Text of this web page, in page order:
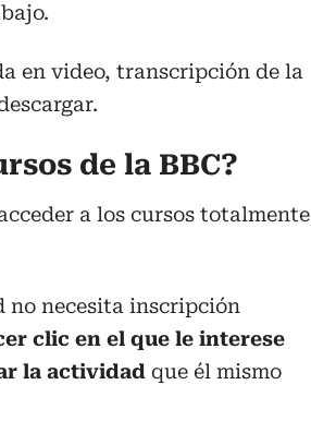
en video, transcripción de la
de la BBC?
a los cursos totalmente
no necesita inscripción
clic en el que le interese
la actividad que él mismo